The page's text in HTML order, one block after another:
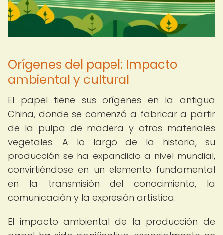
Orígenes del papel: Impacto
ambiental y cultural
El papel tiene sus orígenes en la antigua
China, donde se comenzó a fabricar a partir
de la pulpa de madera y otros materiales
vegetales. A lo largo de la historia, su
producción se ha expandido a nivel mundial,
convirtiéndose en un elemento fundamental
en la transmisión del conocimiento, la
comunicación y la expresión artística.
El impacto ambiental de la producción de